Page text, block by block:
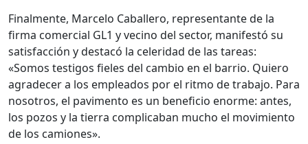
Finalmente, Marcelo Caballero, representante de la
firma comercial GL1 y vecino del sector, manifestó su
satisfacción y destacó la celeridad de las tareas:
«Somos testigos fieles del cambio en el barrio. Quiero
agradecer a los empleados por el ritmo de trabajo. Para
nosotros, el pavimento es un beneficio enorme: antes,
los pozos y la tierra complicaban mucho el movimiento
de los camiones».